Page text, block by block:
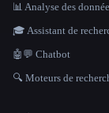
📊 Analyse des
🎓 Assistant de
🤖💬 Chatbot
🔍 Moteurs de